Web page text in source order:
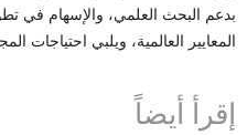
بدعم البحث العلمي، والإسهام في
المعايير العالمية، ويلبي احتياجات
إقرأ أيضاً